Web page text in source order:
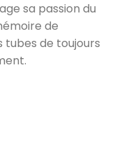
sa passion du
de
tubes de toujours